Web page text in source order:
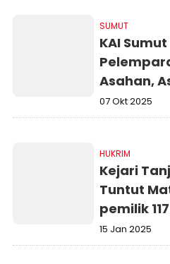
SUMUT
KAI
Asahan,
Alami Luka
07 Okt 2025
HUKRIM
Kejari
Tuntut
pemilik
15 Jan 2025